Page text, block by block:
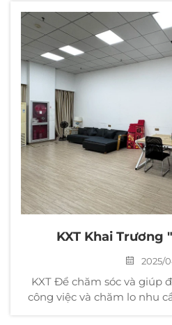
xuất của
KXT Khai Trương
2025/
KXT Để chăm sóc và giúp
công việc và chăm lo nhu